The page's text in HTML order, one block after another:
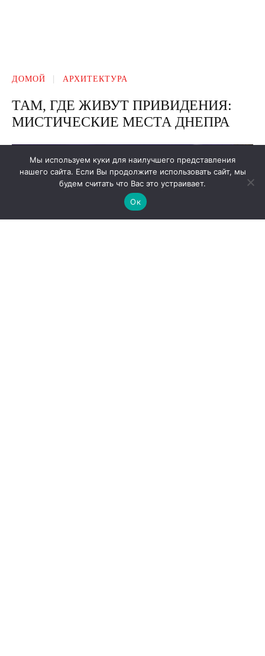
Мы используем куки для наилучшего представления
нашего сайта. Если Вы продолжите использовать сайт, мы
будем считать что Вас это устраивает.
Ок